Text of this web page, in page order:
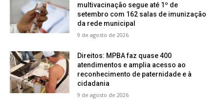
multivacinação segue até 1º de
setembro com 162 salas de imunização
da rede municipal
9 de agosto de 2026
Direitos: MPBA faz quase 400
atendimentos e amplia acesso ao
reconhecimento de paternidade e à
cidadania
9 de agosto de 2026